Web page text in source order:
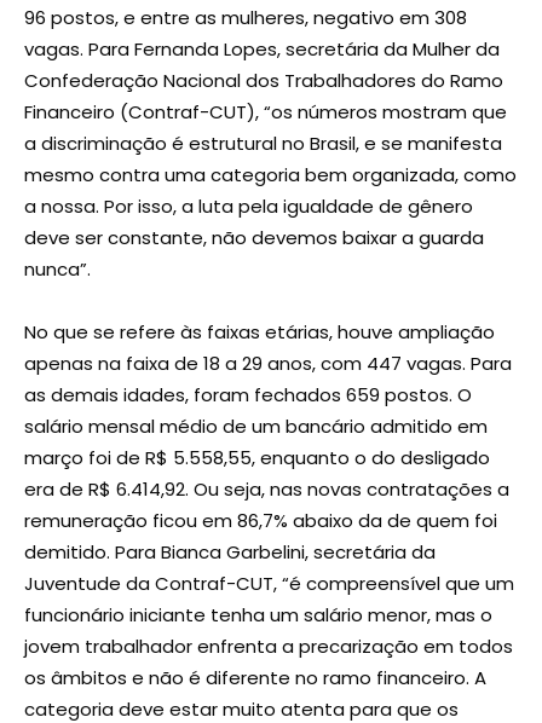
96 postos, e entre as mulheres, negativo em 308
vagas. Para Fernanda Lopes, secretária da Mulher da
Confederação Nacional dos Trabalhadores do Ramo
Financeiro (Contraf-CUT), “os números mostram que
a discriminação é estrutural no Brasil, e se manifesta
mesmo contra uma categoria bem organizada, como
a nossa. Por isso, a luta pela igualdade de gênero
deve ser constante, não devemos baixar a guarda
nunca”.
No que se refere às faixas etárias, houve ampliação
apenas na faixa de 18 a 29 anos, com 447 vagas. Para
as demais idades, foram fechados 659 postos. O
salário mensal médio de um bancário admitido em
março foi de R$ 5.558,55, enquanto o do desligado
era de R$ 6.414,92. Ou seja, nas novas contratações a
remuneração ficou em 86,7% abaixo da de quem foi
demitido. Para Bianca Garbelini, secretária da
Juventude da Contraf-CUT, “é compreensível que um
funcionário iniciante tenha um salário menor, mas o
jovem trabalhador enfrenta a precarização em todos
os âmbitos e não é diferente no ramo financeiro. A
categoria deve estar muito atenta para que os